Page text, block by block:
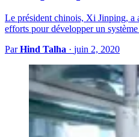
Le président chinois, Xi Jinping, a
efforts pour développer un
ParHind Talha · juin 2, 2020